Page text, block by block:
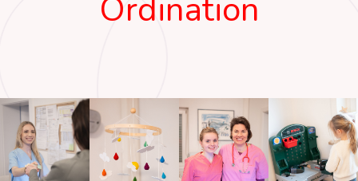
Ordination